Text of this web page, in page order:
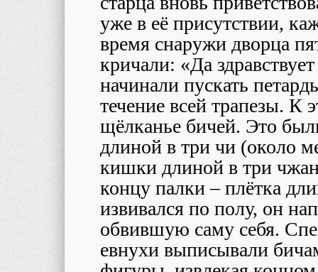
уже в её присутствии,
время снаружи дворца
кричали: «Да
начинали пускать
течение всей трапезы. К
щёлканье бичей. Это
длиной в три чи (около
кишки длиной в три
концу палки – плётка
извивался по полу, он
обвившую саму себя.
евнухи выписывали